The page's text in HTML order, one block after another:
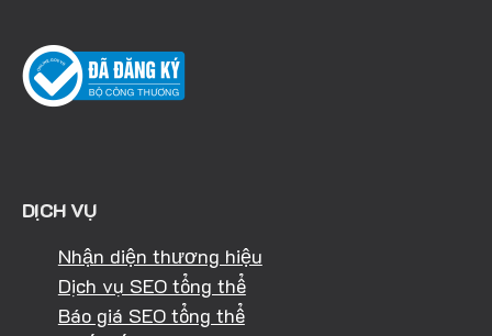
DỊCH VỤ
Nhận diện thương hiệu
Dịch vụ SEO tổng thể
Báo giá SEO tổng thể